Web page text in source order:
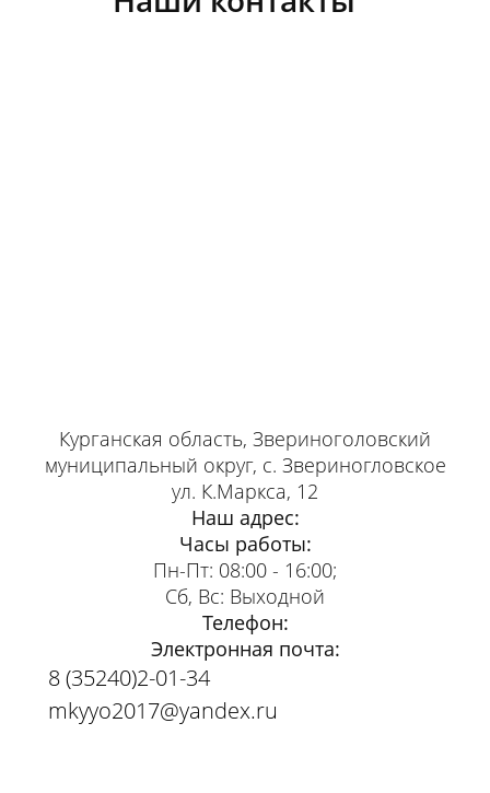
Курганская область, Звериноголовский
муниципальный округ, с. Звериногловское
ул. К.Маркса, 12
Наш адрес:
Часы работы:
Пн-Пт: 08:00 - 16:00;
Сб, Вс: Выходной
Телефон:
Электронная почта:
8 (35240)2-01-34
mkyyo2017@yandex.ru